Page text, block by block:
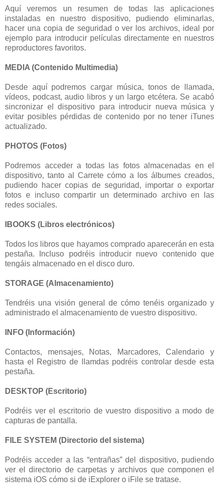
Aquí veremos un resumen de todas las aplicaciones
instaladas en nuestro dispositivo, pudiendo eliminarlas,
hacer una copia de seguridad o ver los archivos, ideal por
ejemplo para introducir películas directamente en nuestros
reproductores favoritos.
MEDIA (Contenido Multimedia)
Desde aquí podremos cargar música, tonos de llamada,
vídeos, podcast, audio libros y un largo etcétera. Se acabó
sincronizar el dispositivo para introducir nueva música y
evitar posibles pérdidas de contenido por no tener iTunes
actualizado.
PHOTOS (Fotos)
Podremos acceder a todas las fotos almacenadas en el
dispositivo, tanto al Carrete cómo a los álbumes creados,
pudiendo hacer copias de seguridad, importar o exportar
fotos e incluso compartir un determinado archivo en las
redes sociales.
IBOOKS (Libros electrónicos)
Todos los libros que hayamos comprado aparecerán en esta
pestaña. Incluso podréis introducir nuevo contenido que
tengáis almacenado en el disco duro.
STORAGE (Almacenamiento)
Tendréis una visión general de cómo tenéis organizado y
administrado el almacenamiento de vuestro dispositivo.
INFO (Información)
Contactos, mensajes, Notas, Marcadores, Calendario y
hasta el Registro de llamdas podréis controlar desde esta
pestaña.
DESKTOP (Escritorio)
Podréis ver el escritorio de vuestro dispositivo a modo de
capturas de pantalla.
FILE SYSTEM (Directorio del sistema)
Podréis acceder a las “entrañas” del dispositivo, pudiendo
ver el directorio de carpetas y archivos que componen el
sistema iOS cómo si de iExplorer o iFile se tratase.